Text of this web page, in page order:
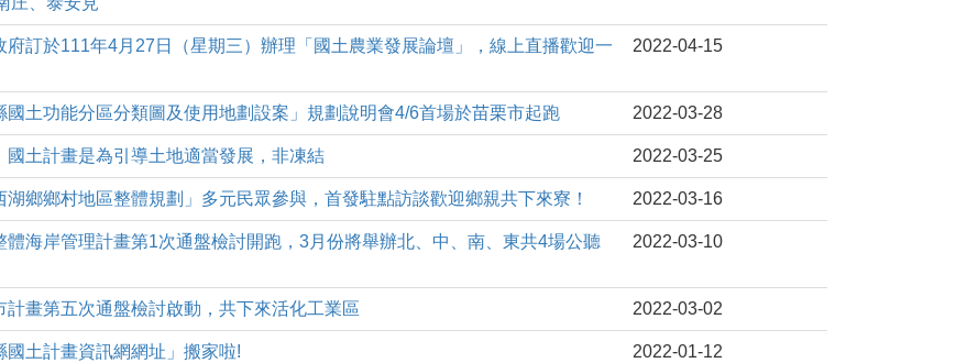
府訂於111年4月27日（星期三）辦理「國土農業發展論壇」，線上直播歡迎一
2022-04-15
國土功能分區分類圖及使用地劃設案」規劃說明會4/6首場於苗栗市起跑 2022-03-28
國土計畫是為引導土地適當發展，非凍結 2022-03-25
鄉鄉村地區整體規劃」多元民眾參與，首發駐點訪談歡迎鄉親共下來寮！ 2022-03-16
體海岸管理計畫第1次通盤檢討開跑，3月份將舉辦北、中、南、東共4場公聽
2022-03-10
計畫第五次通盤檢討啟動，共下來活化工業區 2022-03-02
國土計畫資訊網網址」搬家啦! 2022-01-12